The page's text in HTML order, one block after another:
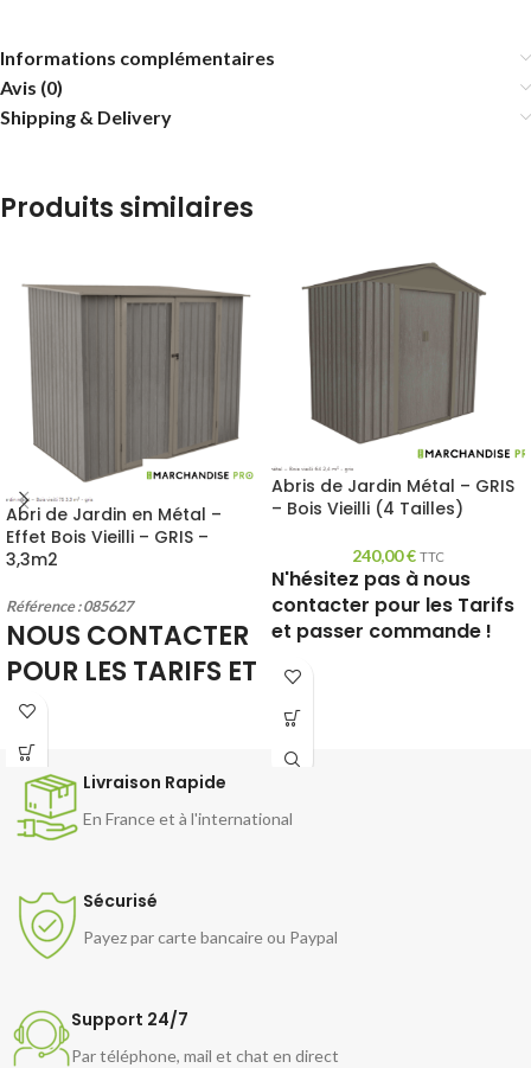
Informations complémentaires
Avis (0)
Shipping & Delivery
Produits similaires
Abri de Jardin en Métal –
Effet Bois Vieilli – GRIS –
3,3m2
Référence : 085627
NOUS CONTACTER
POUR LES TARIFS ET
PASSER
COMMANDE !
Abris de Jardin Métal – GRIS
– Bois Vieilli (4 Tailles)
240,00€ TTC
N'hésitez pas à nous
contacter pour les Tarifs
et passer commande !
Livraison Rapide
En France et à l'international
Sécurisé
Payez par carte bancaire ou Paypal
Support 24/7
Par téléphone, mail et chat en direct